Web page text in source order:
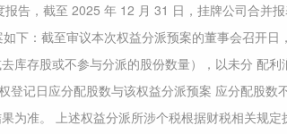
告，截至 2025 年 12 月 31 日，挂牌公司合并
下：截至审议本次权益分派预案的董事会召开
库存股或不参与分派的股份数量），以未分 配
记日应分配股数与该权益分派预案 应分配股
为准。 上述权益分派所涉个税根据财税相关规定